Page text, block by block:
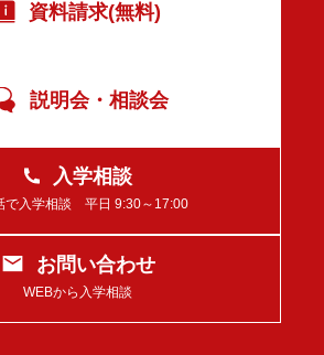
資料請求(無料)
説明会・相談会
入学相談
で入学相談 平日 9:30～17:00
お問い合わせ
WEBから入学相談